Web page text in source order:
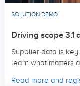
SOLUTION DEMO
Driving scope
Supplier data is key
learn what matters
Read more and